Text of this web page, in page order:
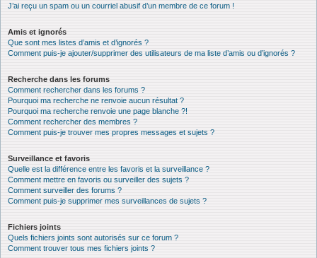
J’ai reçu un spam ou un courriel abusif d’un membre de ce forum !
Amis et ignorés
Que sont mes listes d’amis et d’ignorés ?
Comment puis-je ajouter/supprimer des utilisateurs de ma liste d’amis ou d’ignorés ?
Recherche dans les forums
Comment rechercher dans les forums ?
Pourquoi ma recherche ne renvoie aucun résultat ?
Pourquoi ma recherche renvoie une page blanche ?!
Comment rechercher des membres ?
Comment puis-je trouver mes propres messages et sujets ?
Surveillance et favoris
Quelle est la différence entre les favoris et la surveillance ?
Comment mettre en favoris ou surveiller des sujets ?
Comment surveiller des forums ?
Comment puis-je supprimer mes surveillances de sujets ?
Fichiers joints
Quels fichiers joints sont autorisés sur ce forum ?
Comment trouver tous mes fichiers joints ?